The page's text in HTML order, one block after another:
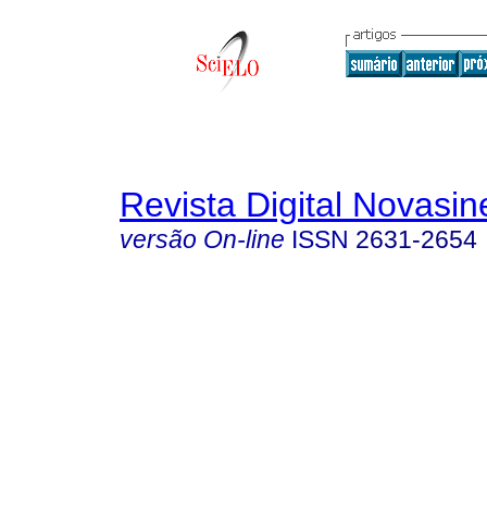
Revista Digital
versão On-line ISSN 2631-2654